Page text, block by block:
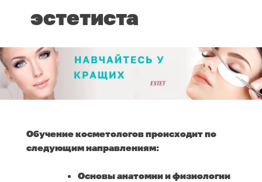
эстетиста
Обучение косметологов происходит по
следующим направлениям:
Основы анатомии и физиологии